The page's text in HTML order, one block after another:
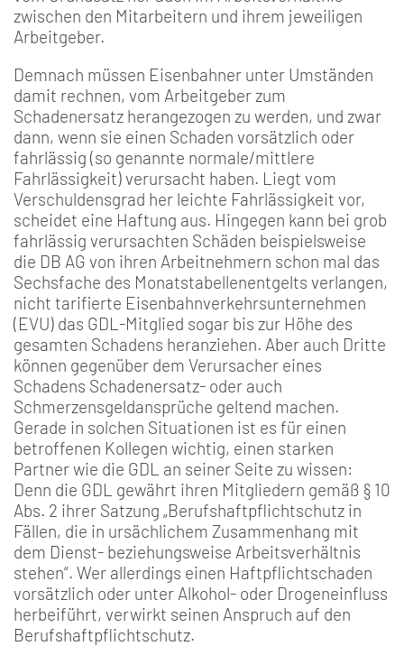
zwischen den Mitarbeitern und ihrem jeweiligen
Arbeitgeber.
Demnach müssen Eisenbahner unter Umständen
damit rechnen, vom Arbeitgeber zum
Schadenersatz herangezogen zu werden, und zwar
dann, wenn sie einen Schaden vorsätzlich oder
fahrlässig (so genannte normale/mittlere
Fahrlässigkeit) verursacht haben. Liegt vom
Verschuldensgrad her leichte Fahrlässigkeit vor,
scheidet eine Haftung aus. Hingegen kann bei grob
fahrlässig verursachten Schäden beispielsweise
die DB AG von ihren Arbeitnehmern schon mal das
Sechsfache des Monatstabellenentgelts verlangen,
nicht tarifierte Eisenbahnverkehrsunternehmen
(EVU) das GDL-Mitglied sogar bis zur Höhe des
gesamten Schadens heranziehen. Aber auch Dritte
können gegenüber dem Verursacher eines
Schadens Schadenersatz- oder auch
Schmerzensgeldansprüche geltend machen.
Gerade in solchen Situationen ist es für einen
betroffenen Kollegen wichtig, einen starken
Partner wie die GDL an seiner Seite zu wissen:
Denn die GDL gewährt ihren Mitgliedern gemäß § 10
Abs. 2 ihrer Satzung „Berufshaftpflichtschutz in
Fällen, die in ursächlichem Zusammenhang mit
dem Dienst- beziehungsweise Arbeitsverhältnis
stehen“. Wer allerdings einen Haftpflichtschaden
vorsätzlich oder unter Alkohol- oder Drogeneinfluss
herbeiführt, verwirkt seinen Anspruch auf den
Berufshaftpflichtschutz.